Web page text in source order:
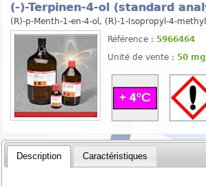
(-)-Terpinen-4-ol (standard
(R)-p-Menth-1-en-4-ol, (R)-1-Isopropyl-4-
Référence : 5966464
Unité de vente : 50 mg
Description Caractéristiques